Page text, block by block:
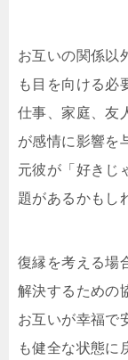
お互いの関係以
も目を向ける必
仕事、家庭、友
が感情に影響を
元彼が「好きじ
題があるかもし
復縁を考える場
解決するための
お互いが幸福で
も健全な状態に